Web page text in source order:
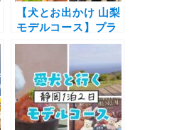
【犬とお出かけ 山梨
モデルコース】プラ
イベートドッグラン
山を満喫！フジプレ
ミアムリゾート フォ
レストヴィレッジ〜
新倉山浅間公園〜